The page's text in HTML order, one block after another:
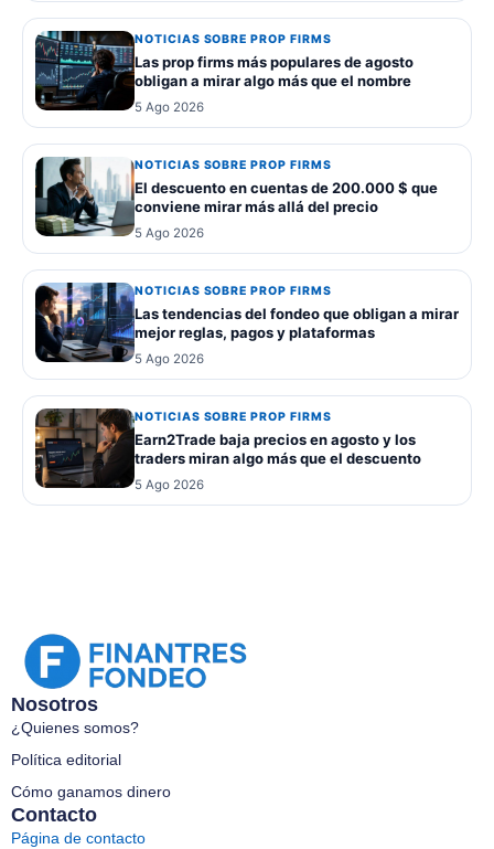
NOTICIAS SOBRE PROP FIRMS
Las prop firms más populares de agosto
obligan a mirar algo más que el nombre
5 Ago 2026
NOTICIAS SOBRE PROP FIRMS
El descuento en cuentas de 200.000 $ que
conviene mirar más allá del precio
5 Ago 2026
NOTICIAS SOBRE PROP FIRMS
Las tendencias del fondeo que obligan a mirar
mejor reglas, pagos y plataformas
5 Ago 2026
NOTICIAS SOBRE PROP FIRMS
Earn2Trade baja precios en agosto y los
traders miran algo más que el descuento
5 Ago 2026
Nosotros
¿Quienes somos?
Política editorial
Cómo ganamos dinero
Contacto
Página de contacto